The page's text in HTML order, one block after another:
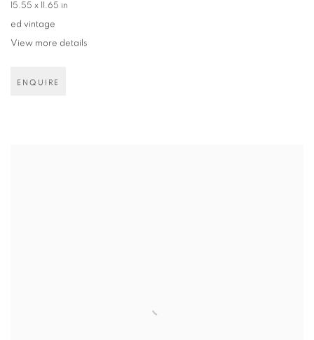
15.55 x 11.65 in
ed vintage
View more details
ENQUIRE